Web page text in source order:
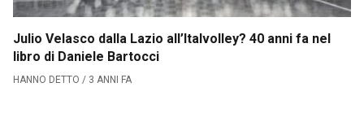
Julio Velasco dalla Lazio all’Italvolley? 40 anni fa nel
libro di Daniele Bartocci
HANNO DETTO / 3 ANNI FA